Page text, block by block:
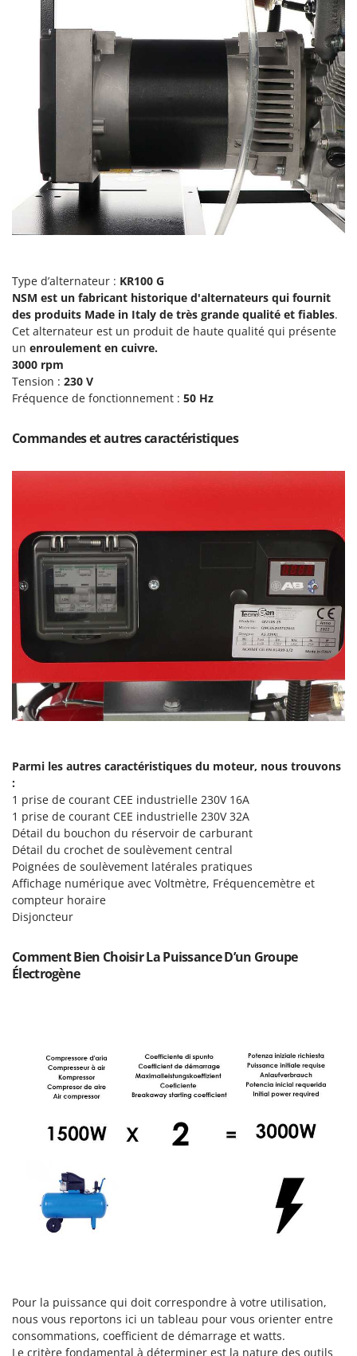
Novatec
Novital
NuovaFac
Officine Savioli
Olix
OMA
Omas
Oriental Koshin
Outdoorchef
P
Palazzetti
Palumbo Pavi
Paterlini
R
R.G.V.
Rato
Reber
Redback
Ripartrak
Ritter
Robomow
Rossofuoco
Rover Pompe
Royal Food
Ryobi
S
S.T.P.
Sbaraglia
Schnitzer
Silky
Simatech
Sirman
Skil
Smeg
Snapper
Solidur
Spring Protezione
Spyro
Stanley
Type d’alternateur : KR100 G
NSM est un fabricant historique d'alternateurs qui fournit
des produits Made in Italy de très grande qualité et fiables.
Cet alternateur est un produit de haute qualité qui présente
un enroulement en cuivre.
3000 rpm
Tension : 230 V
Fréquence de fonctionnement : 50 Hz
Commandes et autres caractéristiques
Parmi les autres caractéristiques du moteur, nous trouvons
:
1 prise de courant CEE industrielle 230V 16A
1 prise de courant CEE industrielle 230V 32A
Détail du bouchon du réservoir de carburant
Détail du crochet de soulèvement central
Poignées de soulèvement latérales pratiques
Affichage numérique avec Voltmètre, Fréquencemètre et
compteur horaire
Disjoncteur
Comment Bien Choisir La Puissance D’un Groupe
Électrogène
Pour la puissance qui doit correspondre à votre utilisation,
nous vous reportons ici un tableau pour vous orienter entre
consommations, coefficient de démarrage et watts.
Le critère fondamental à déterminer est la nature des outils